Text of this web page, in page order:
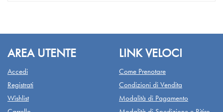
AREA UTENTE
Accedi
Registrati
Wishlist
LINK VELOCI
Come Prenotare
Condizioni di Vendita
Modalità di Pagamento